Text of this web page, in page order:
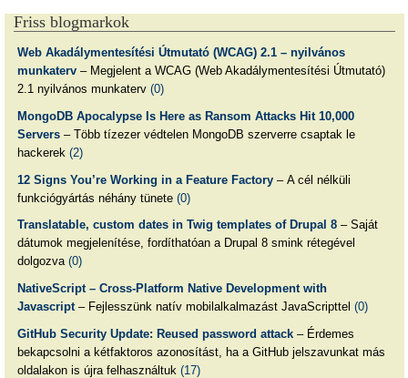
Friss blogmarkok
Web Akadálymentesítési Útmutató (WCAG) 2.1 – nyilvános
munkaterv– Megjelent a WCAG (Web Akadálymentesítési Útmutató)
2.1 nyilvános munkaterv (0)
MongoDB Apocalypse Is Here as Ransom Attacks Hit 10,000
Servers– Több tízezer védtelen MongoDB szerverre csaptak le
hackerek (2)
12 Signs You’re Working in a Feature Factory– A cél nélküli
funkciógyártás néhány tünete (0)
Translatable, custom dates in Twig templates of Drupal 8– Saját
dátumok megjelenítése, fordíthatóan a Drupal 8 smink rétegével
dolgozva (0)
NativeScript – Cross-Platform Native Development with
Javascript– Fejlesszünk natív mobilalkalmazást JavaScripttel (0)
GitHub Security Update: Reused password attack– Érdemes
bekapcsolni a kétfaktoros azonosítást, ha a GitHub jelszavunkat más
oldalakon is újra felhasználtuk (17)